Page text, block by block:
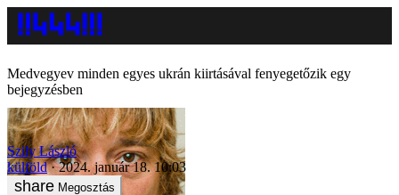
Medvegyev minden egyes ukrán kiirtásával fenyegetőzik egy
bejegyzésben
Szily László
külföld
2024. január 18. 10:03
Megosztás